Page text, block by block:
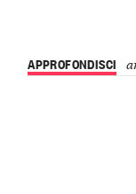
APPROFONDISCI